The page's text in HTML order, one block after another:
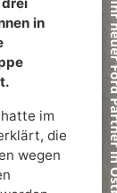
in
im
die
wegen